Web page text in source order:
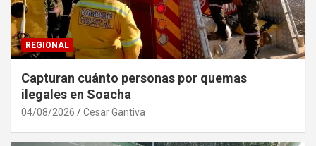
REGIONAL
Capturan cuánto personas por quemas
ilegales en Soacha
04/08/2026 Cesar Gantiva